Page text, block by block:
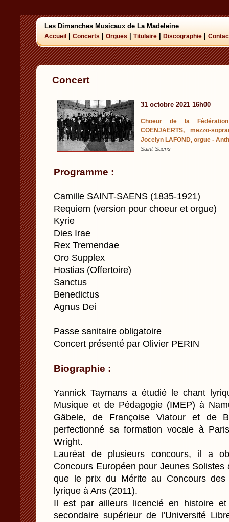
Les Dimanches Musicaux de La Madeleine
Accueil Concerts Orgues Titulaire Discographie
Concert
31 octobre 2021 16h00
Choeur de la Fédération
COENJAERTS, mezzo-
Jocelyn LAFOND, orgue -
Saint-Saëns
Programme :
Camille SAINT-SAENS (1835-1921)
Requiem (version pour choeur et orgue)
Kyrie
Dies Irae
Rex Tremendae
Oro Supplex
Hostias (Offertoire)
Sanctus
Benedictus
Agnus Dei
Passe sanitaire obligatoire
Concert présenté par Olivier PERIN
Biographie :
Yannick Taymans a étudié le chant
Musique et de Pédagogie (IMEP) à
Gäbele, de Françoise Viatour et de
perfectionné sa formation vocale à
Wright.
Lauréat de plusieurs concours, il a
Concours Européen pour Jeunes Solistes
que le prix du Mérite au Concours des
lyrique à Ans (2011).
Il est par ailleurs licencié en histoire et
secondaire supérieur de l’Université